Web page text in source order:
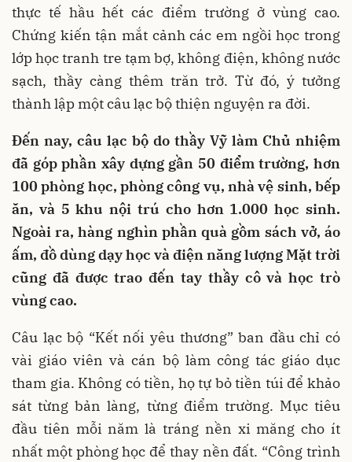
thực tế hầu hết các điểm trường ở vùng cao.
Chứng kiến tận mắt cảnh các em ngồi học trong
lớp học tranh tre tạm bợ, không điện, không nước
sạch, thầy càng thêm trăn trở. Từ đó, ý tưởng
thành lập một câu lạc bộ thiện nguyện ra đời.
Đến nay, câu lạc bộ do thầy Vỹ làm Chủ nhiệm
đã góp phần xây dựng gần 50 điểm trường, hơn
100 phòng học, phòng công vụ, nhà vệ sinh, bếp
ăn, và 5 khu nội trú cho hơn 1.000 học sinh.
Ngoài ra, hàng nghìn phần quà gồm sách vở, áo
ấm, đồ dùng dạy học và điện năng lượng Mặt trời
cũng đã được trao đến tay thầy cô và học trò
vùng cao.
Câu lạc bộ “Kết nối yêu thương” ban đầu chỉ có
vài giáo viên và cán bộ làm công tác giáo dục
tham gia. Không có tiền, họ tự bỏ tiền túi để khảo
sát từng bản làng, từng điểm trường. Mục tiêu
đầu tiên mỗi năm là tráng nền xi măng cho ít
nhất một phòng học để thay nền đất. “Công trình